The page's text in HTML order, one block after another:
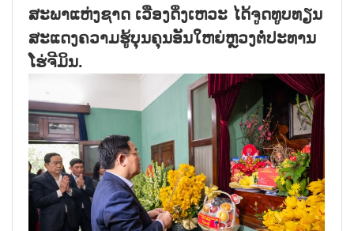
ສະພາແຫ່ງຊາດ ເວືອງດິ່ງເຫວະ ໄດ້ຈູດທູບທຽນ
ສະແດງຄວາມຮູ້ບຸນຄຸນອັນໃຫຍ່ຫຼວງຕໍ່ປະທານ
ໂຮ່ຈີມິນ.